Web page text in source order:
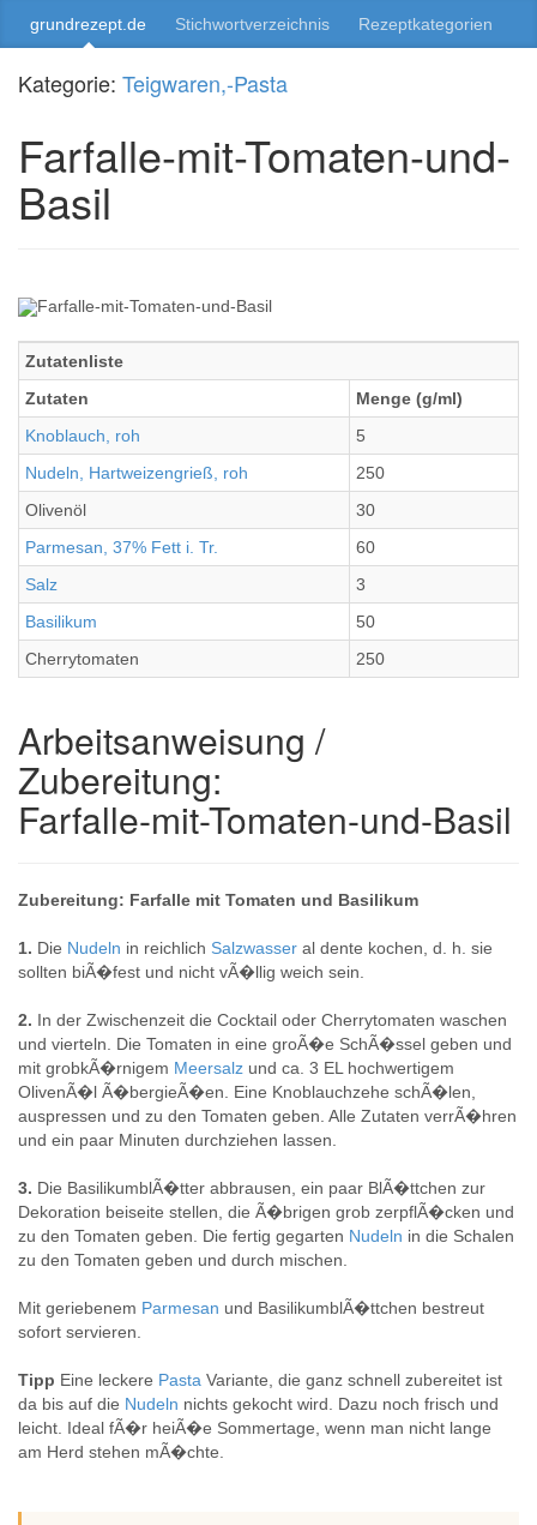
grundrezept.de Stichwortverzeichnis Rezeptkategorien
Kategorie: Teigwaren,-Pasta
Farfalle-mit-Tomaten-und-
Basil
Zutatenliste
Zutaten
Menge (g/ml)
Knoblauch, roh
5
Nudeln, Hartweizengrieß, roh
250
Olivenöl
30
Parmesan, 37% Fett i. Tr.
60
Salz
3
Basilikum
50
Cherrytomaten
250
Arbeitsanweisung /
Zubereitung:
Farfalle-mit-Tomaten-und-Basil
Zubereitung: Farfalle mit Tomaten und Basilikum
1. Die Nudeln in reichlich Salzwasser al dente kochen, d. h. sie
sollten biÃ�fest und nicht vÃ�llig weich sein.
2. In der Zwischenzeit die Cocktail oder Cherrytomaten waschen
und vierteln. Die Tomaten in eine groÃ�e SchÃ�ssel geben und
mit grobkÃ�rnigem Meersalz und ca. 3 EL hochwertigem
OlivenÃ�l Ã�bergieÃ�en. Eine Knoblauchzehe schÃ�len,
auspressen und zu den Tomaten geben. Alle Zutaten verrÃ�hren
und ein paar Minuten durchziehen lassen.
3. Die BasilikumblÃ�tter abbrausen, ein paar BlÃ�ttchen zur
Dekoration beiseite stellen, die Ã�brigen grob zerpflÃ�cken und
zu den Tomaten geben. Die fertig gegarten Nudeln in die Schalen
zu den Tomaten geben und durch mischen.
Mit geriebenem Parmesan und BasilikumblÃ�ttchen bestreut
sofort servieren.
Tipp Eine leckere Pasta Variante, die ganz schnell zubereitet ist
da bis auf die Nudeln nichts gekocht wird. Dazu noch frisch und
leicht. Ideal fÃ�r heiÃ�e Sommertage, wenn man nicht lange
am Herd stehen mÃ�chte.